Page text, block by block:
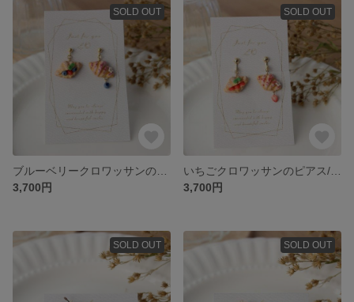
SOLD OUT
3,700円
SOLD OUT
3,700円
SOLD OUT SOLD OUT